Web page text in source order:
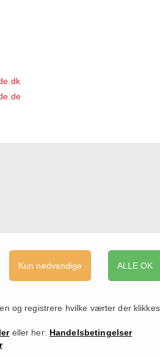
ALLE OK
Kun nødvendige
og registrere hvilke værter der klikkes
eller her: Handelsbetingelser